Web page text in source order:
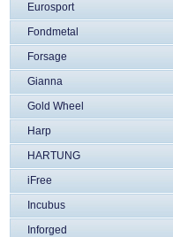
Eurosport
Fondmetal
Forsage
Gianna
Gold Wheel
Harp
HARTUNG
iFree
Incubus
Inforged